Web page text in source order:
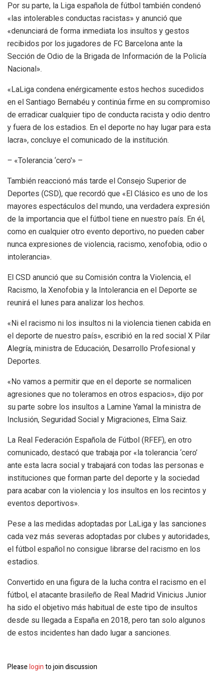
Por su parte, la Liga española de fútbol también condenó
«las intolerables conductas racistas» y anunció que
«denunciará de forma inmediata los insultos y gestos
recibidos por los jugadores de FC Barcelona ante la
Sección de Odio de la Brigada de Información de la Policía
Nacional».
«LaLiga condena enérgicamente estos hechos sucedidos
en el Santiago Bernabéu y continúa firme en su compromiso
de erradicar cualquier tipo de conducta racista y odio dentro
y fuera de los estadios. En el deporte no hay lugar para esta
lacra», concluye el comunicado de la institución.
– «Tolerancia ‘cero'» –
También reaccionó más tarde el Consejo Superior de
Deportes (CSD), que recordó que «El Clásico es uno de los
mayores espectáculos del mundo, una verdadera expresión
de la importancia que el fútbol tiene en nuestro país. En él,
como en cualquier otro evento deportivo, no pueden caber
nunca expresiones de violencia, racismo, xenofobia, odio o
intolerancia».
El CSD anunció que su Comisión contra la Violencia, el
Racismo, la Xenofobia y la Intolerancia en el Deporte se
reunirá el lunes para analizar los hechos.
«Ni el racismo ni los insultos ni la violencia tienen cabida en
el deporte de nuestro país», escribió en la red social X Pilar
Alegría, ministra de Educación, Desarrollo Profesional y
Deportes.
«No vamos a permitir que en el deporte se normalicen
agresiones que no toleramos en otros espacios», dijo por
su parte sobre los insultos a Lamine Yamal la ministra de
Inclusión, Seguridad Social y Migraciones, Elma Saiz.
La Real Federación Española de Fútbol (RFEF), en otro
comunicado, destacó que trabaja por «la tolerancia ‘cero’
ante esta lacra social y trabajará con todas las personas e
instituciones que forman parte del deporte y la sociedad
para acabar con la violencia y los insultos en los recintos y
eventos deportivos».
Pese a las medidas adoptadas por LaLiga y las sanciones
cada vez más severas adoptadas por clubes y autoridades,
el fútbol español no consigue librarse del racismo en los
estadios.
Convertido en una figura de la lucha contra el racismo en el
fútbol, el atacante brasileño de Real Madrid Vinicius Junior
ha sido el objetivo más habitual de este tipo de insultos
desde su llegada a España en 2018, pero tan solo algunos
de estos incidentes han dado lugar a sanciones.
Pleaseloginto join discussion